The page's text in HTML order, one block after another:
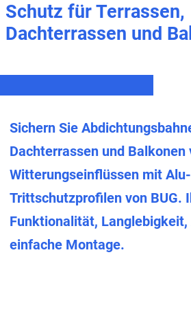
Schutz für Terrassen,
Dachterrassen und
Sichern Sie
Dachterrassen und Balkonen
Witterungseinflüssen mit Alu-
Trittschutzprofilen von BUG.
Funktionalität,
einfache Montage.